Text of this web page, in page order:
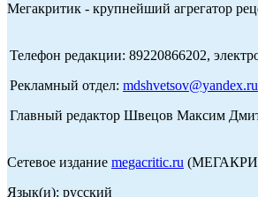
Мегакритик - крупнейший агрегатор
Телефон редакции: 89220866202,
Рекламный отдел: mdshvetsov@yandex.ru
Главный редактор Швецов Максим
Сетевое издание megacritic.ru
Язык(и): русский